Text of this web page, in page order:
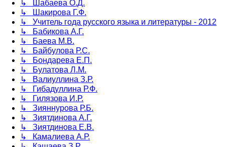
↳ Шабаева О.Д.
↳ Шакирова Г.Ф.
↳ Учитель года русского языка и литературы - 2012
↳ Бабикова А.Г.
↳ Баева М.В.
↳ Байбулова Р.С.
↳ Бондарева Е.П.
↳ Булатова Л.М.
↳ Валиуллина З.Р.
↳ Гибадуллина Р.Ф.
↳ Гилязова И.Р.
↳ Зияннурова Р.Б.
↳ Зиятдинова А.Г.
↳ Зиятдинова Е.В.
↳ Камалиева А.Р.